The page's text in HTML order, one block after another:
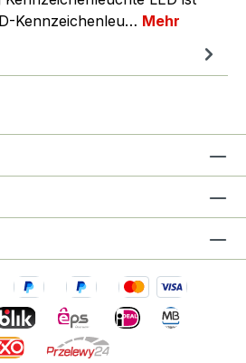
Kennzeichenleu… Mehr